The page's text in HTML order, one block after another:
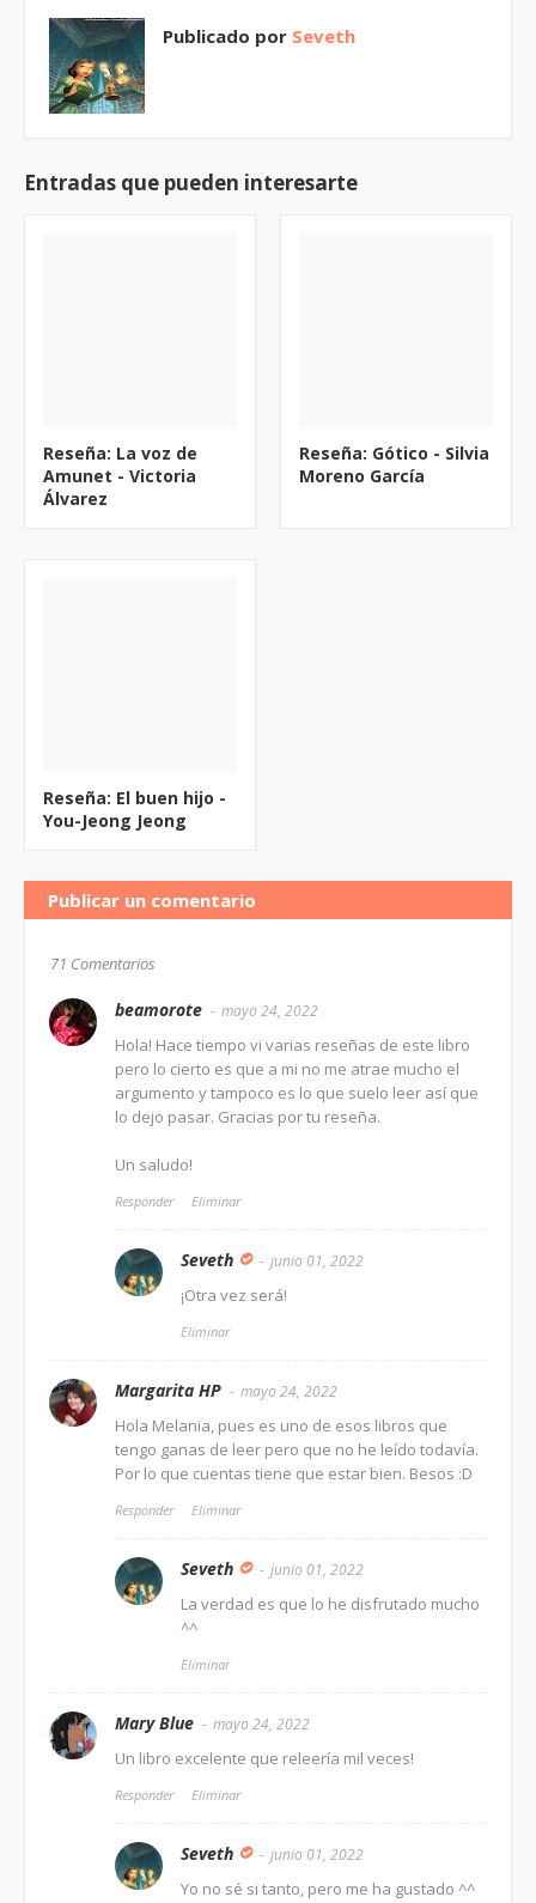
Publicado por Seveth
Entradas que pueden interesarte
Reseña: La voz de
Amunet - Victoria
Álvarez
Reseña: Gótico - Silvia
Moreno García
Reseña: El buen hijo -
You-Jeong Jeong
Publicar un comentario
71 Comentarios
beamorote mayo 24, 2022
Hola! Hace tiempo vi varias reseñas de este libro
pero lo cierto es que a mi no me atrae mucho el
argumento y tampoco es lo que suelo leer así que
lo dejo pasar. Gracias por tu reseña.
Un saludo!
Responder Eliminar
Seveth junio 01, 2022
¡Otra vez será!
Eliminar
Margarita HP mayo 24, 2022
Hola Melania, pues es uno de esos libros que
tengo ganas de leer pero que no he leído todavía.
Por lo que cuentas tiene que estar bien. Besos :D
Responder Eliminar
Seveth junio 01, 2022
La verdad es que lo he disfrutado mucho
^^
Eliminar
Mary Blue mayo 24, 2022
Un libro excelente que releería mil veces!
Responder Eliminar
Seveth junio 01, 2022
Yo no sé si tanto, pero me ha gustado ^^